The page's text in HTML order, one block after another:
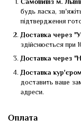
Самовивіз м.
будь ласка,
підтвердження
Доставка через
здійснюється при
Доставка через
Доставка
доставить ваше
адреси.
Оплата